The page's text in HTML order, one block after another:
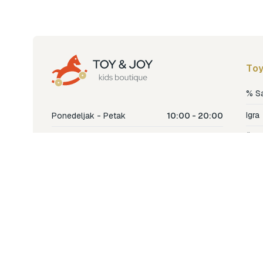
Ponedeljak - Petak 10:00 - 20:00
%
Igra